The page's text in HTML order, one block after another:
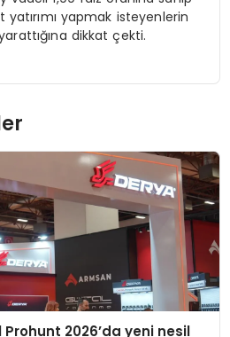
yapmak isteyenlerin
dikkat çekti.
2026’da yeni nesil